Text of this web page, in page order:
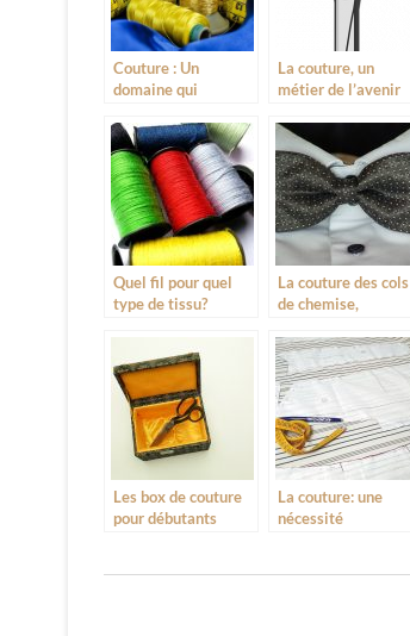
Couture : Un
domaine qui
divers secteurs
La couture, un
métier de l’avenir
Quel fil pour quel
type de tissu?
La couture des cols
de chemise,
différences ?
Les box de couture
pour débutants
La couture: une
nécessité